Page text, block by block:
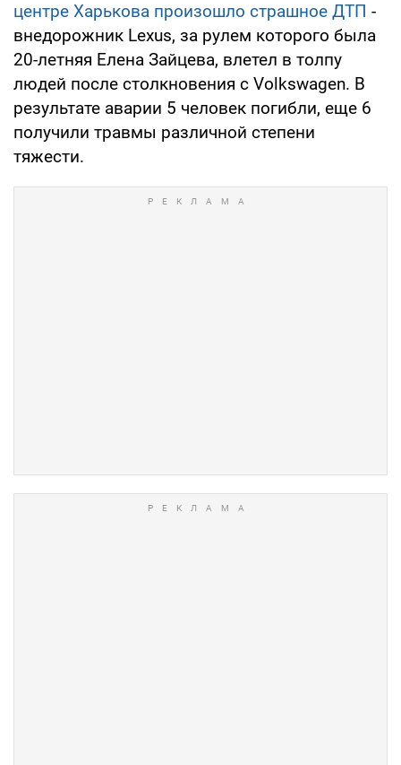
центре Харькова произошло страшное ДТП -
внедорожник Lexus, за рулем которого была
20-летняя Елена Зайцева, влетел в толпу
людей после столкновения с Volkswagen. В
результате аварии 5 человек погибли, еще 6
получили травмы различной степени
тяжести.